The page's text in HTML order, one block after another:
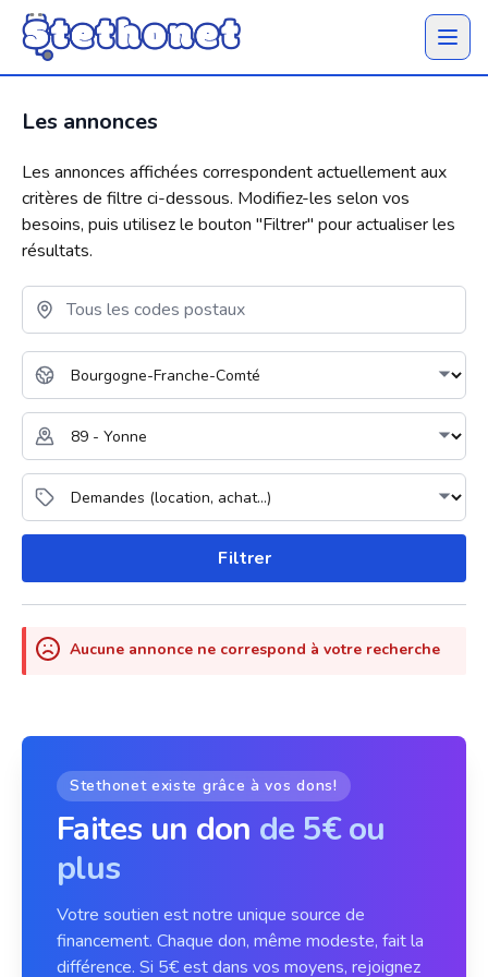
Ouvrir
Les annonces
Les annonces affichées correspondent actuellement aux
critères de filtre ci-dessous. Modifiez-les selon vos
besoins, puis utilisez le bouton "Filtrer" pour actualiser les
résultats.
Filtrer
Aucune annonce ne correspond à votre recherche
Stethonet existe grâce à vos dons!
Faites un don de 5€ ou
plus
Votre soutien est notre unique source de
financement. Chaque don, même modeste, fait la
différence. Si 5€ est dans vos moyens, rejoignez